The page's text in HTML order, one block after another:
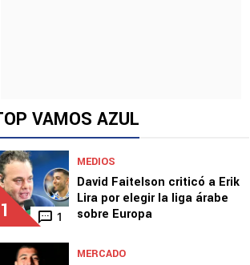
VAMOS AZUL
1 1
MEDIOS
David Faitelson criticó a Erik
Lira por elegir la liga árabe
sobre Europa
MERCADO